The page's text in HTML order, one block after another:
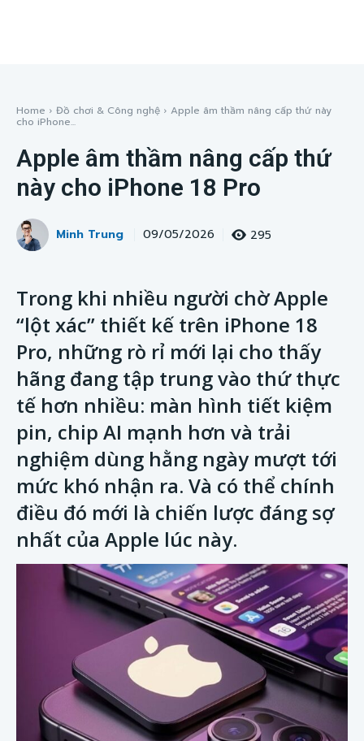
Home Đồ chơi & Công nghệ Apple âm thầm nâng cấp thứ này
cho iPhone...
Apple âm thầm nâng cấp thứ
này cho iPhone 18 Pro
Minh Trung 09/05/2026 295
Trong khi nhiều người chờ Apple
“lột xác” thiết kế trên iPhone 18
Pro, những rò rỉ mới lại cho thấy
hãng đang tập trung vào thứ thực
tế hơn nhiều: màn hình tiết kiệm
pin, chip AI mạnh hơn và trải
nghiệm dùng hằng ngày mượt tới
mức khó nhận ra. Và có thể chính
điều đó mới là chiến lược đáng sợ
nhất của Apple lúc này.